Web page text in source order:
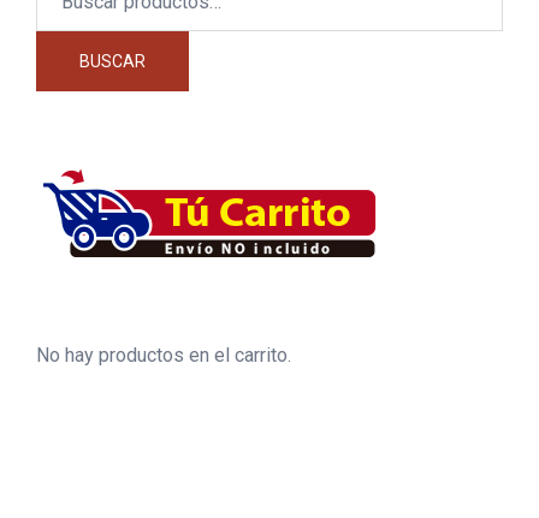
BUSCAR
No hay productos en el carrito.